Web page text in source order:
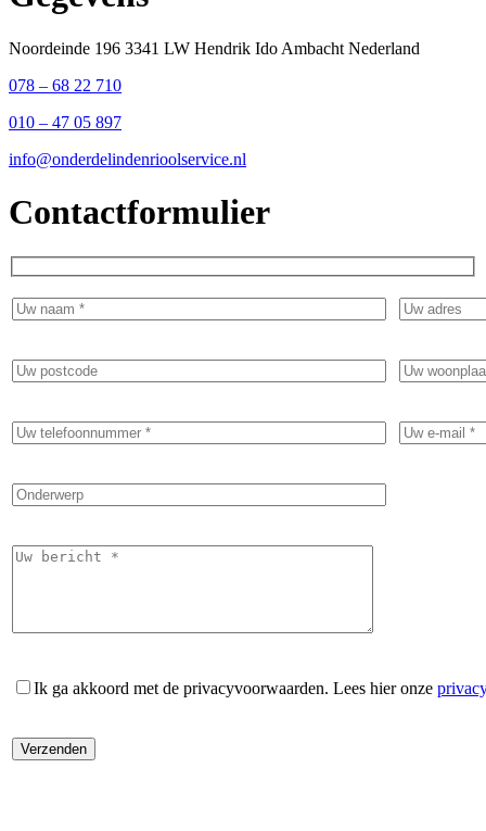
Noordeinde 196 3341 LW Hendrik Ido Ambacht Nederland
078 – 68 22 710
010 – 47 05 897
info@onderdelindenrioolservice.nl
Contactformulier
Ik ga akkoord met de privacyvoorwaarden. Lees hier onze